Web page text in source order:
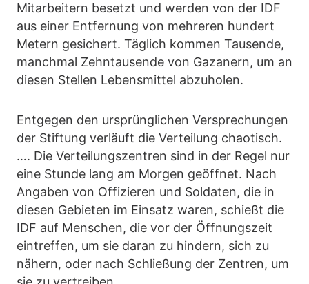
Mitarbeitern besetzt und werden von der IDF
aus einer Entfernung von mehreren hundert
Metern gesichert. Täglich kommen Tausende,
manchmal Zehntausende von Gazanern, um an
diesen Stellen Lebensmittel abzuholen.
Entgegen den ursprünglichen Versprechungen
der Stiftung verläuft die Verteilung chaotisch.
…. Die Verteilungszentren sind in der Regel nur
eine Stunde lang am Morgen geöffnet. Nach
Angaben von Offizieren und Soldaten, die in
diesen Gebieten im Einsatz waren, schießt die
IDF auf Menschen, die vor der Öffnungszeit
eintreffen, um sie daran zu hindern, sich zu
nähern, oder nach Schließung der Zentren, um